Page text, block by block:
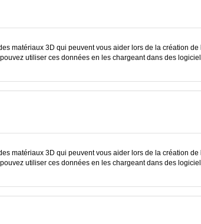
matériaux 3D qui peuvent vous aider lors de la création
utiliser ces données en les chargeant dans des
matériaux 3D qui peuvent vous aider lors de la création
utiliser ces données en les chargeant dans des